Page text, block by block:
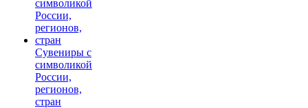
Сувениры с
символикой
России,
регионов,
стран